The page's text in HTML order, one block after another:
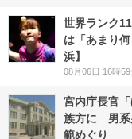
世界ランク
は「あまり
浜】
08月06日 16時59
宮内庁長官
族方に 男系
範めぐり